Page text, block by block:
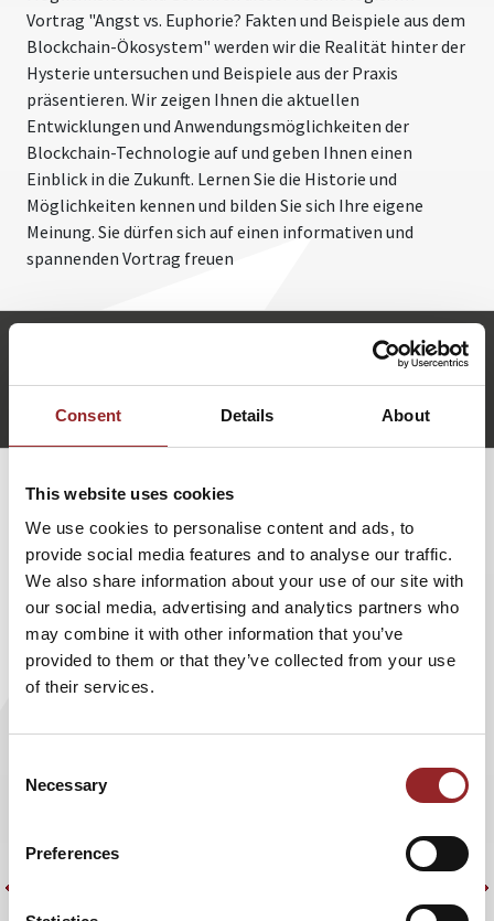
Consent Details About
This website uses cookies
We use cookies to personalise content and ads, to
provide social media features and to analyse our traffic.
We also share information about your use of our site with
our social media, advertising and analytics partners who
may combine it with other information that you’ve
provided to them or that they’ve collected from your use
of their services.
Selection
Necessary
Preferences
Vortrag "Angst vs. Euphorie? Fakten und Beispiele aus dem
Blockchain-Ökosystem" werden wir die Realität hinter der
Hysterie untersuchen und Beispiele aus der Praxis
präsentieren. Wir zeigen Ihnen die aktuellen
Entwicklungen und Anwendungsmöglichkeiten der
Blockchain-Technologie auf und geben Ihnen einen
Einblick in die Zukunft. Lernen Sie die Historie und
Möglichkeiten kennen und bilden Sie sich Ihre eigene
Meinung. Sie dürfen sich auf einen informativen und
spannenden Vortrag freuen
m.gebert@5-sterne-redner.de
Michael Gebert anfragen
WEITERE VORTRÄGE VON MICHAEL
GEBERT
KÜNSTLICHE INTELLIGENZ UND DIE
ZUKUNFT DER ARBEIT: STRATEGIEN
FÜR DIE NÄCHSTE DEKADE
Das Thema künstliche Intelligenz begleitet uns heute
täglich. Egal ob im privaten -oder im beruflichen Umfeld.
KI ist aus unserem Alltag nicht mehr wegzudenken. Der 5
künstliche Intelligenz, Dr. Michael Gebert sagt dazu klar:
„Die künstliche Intelligenz steht nicht mehr an der